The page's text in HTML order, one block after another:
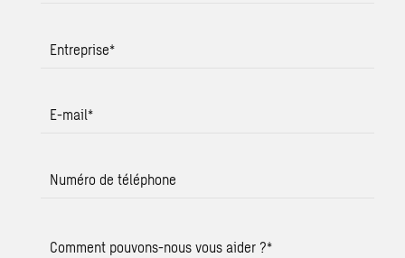
Entreprise*
E-mail*
Numéro de téléphone
Comment pouvons-nous vous aider ?*